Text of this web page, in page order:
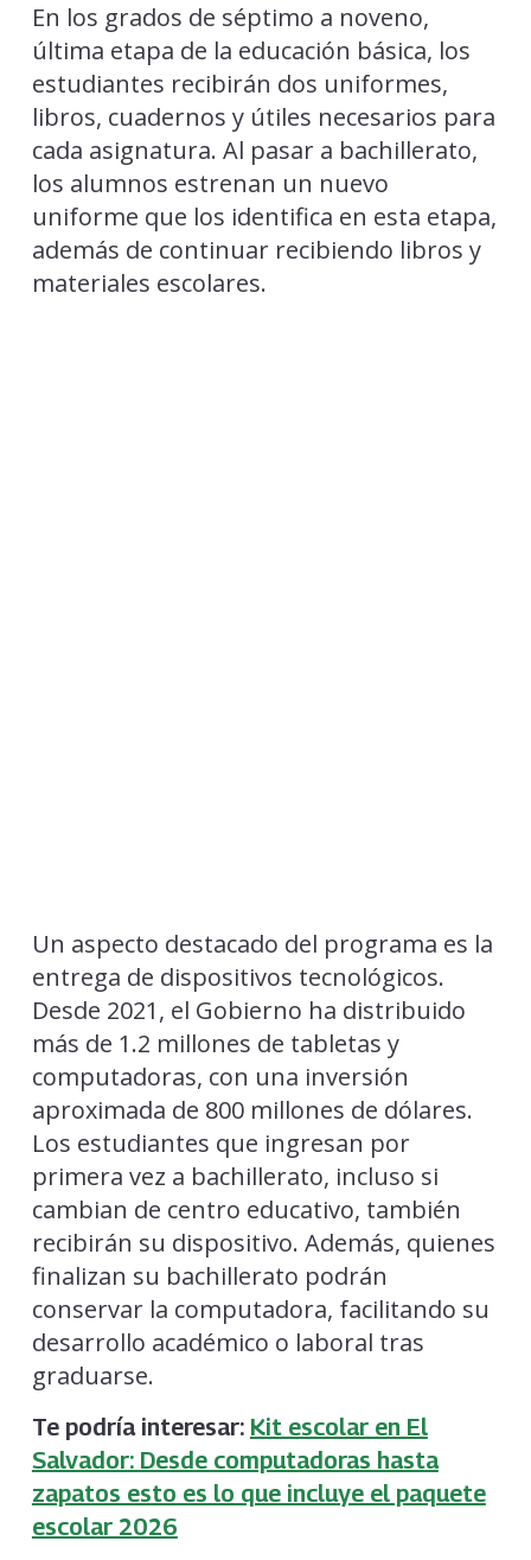
En los grados de séptimo a noveno,
última etapa de la educación básica, los
estudiantes recibirán dos uniformes,
libros, cuadernos y útiles necesarios para
cada asignatura. Al pasar a bachillerato,
los alumnos estrenan un nuevo
uniforme que los identifica en esta etapa,
además de continuar recibiendo libros y
materiales escolares.
Un aspecto destacado del programa es la
entrega de dispositivos tecnológicos.
Desde 2021, el Gobierno ha distribuido
más de 1.2 millones de tabletas y
computadoras, con una inversión
aproximada de 800 millones de dólares.
Los estudiantes que ingresan por
primera vez a bachillerato, incluso si
cambian de centro educativo, también
recibirán su dispositivo. Además, quienes
finalizan su bachillerato podrán
conservar la computadora, facilitando su
desarrollo académico o laboral tras
graduarse.
Te podría interesar: Kit escolar en El
Salvador: Desde computadoras hasta
zapatos esto es lo que incluye el paquete
escolar 2026